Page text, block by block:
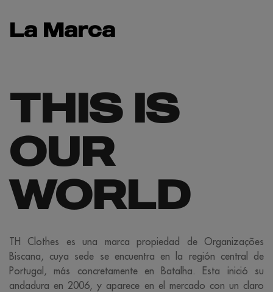
La Marca
THIS IS
OUR
WORLD
TH Clothes es una marca propiedad de Organizações
Biscana, cuya sede se encuentra en la región central de
Portugal, más concretamente en Batalha. Esta inició su
andadura en 2006, y aparece en el mercado con un claro